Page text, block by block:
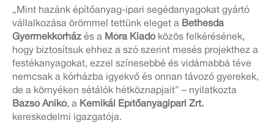
„Mint hazánk építőanyag-ipari segédanyagokat gyártó
vállalkozása örömmel tettünk eleget a Bethesda
Gyermekkórház és a Móra Kiadóközös felkérésének,
hogy biztosítsuk ehhez a szó szerint mesés projekthez a
festékanyagokat, ezzel színesebbé és vidámabbá téve
nemcsak a kórházba igyekvő és onnan távozó gyerekek,
de a környéken sétálók hétköznapjait” – nyilatkozta
Bazsó Anikó, a Kemikál Építőanyagipari Zrt.
kereskedelmi igazgatója.